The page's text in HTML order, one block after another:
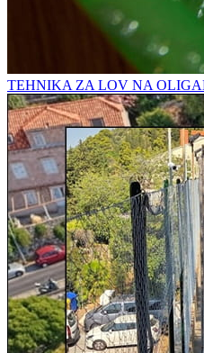
TEHNIKA ZA LOV NA